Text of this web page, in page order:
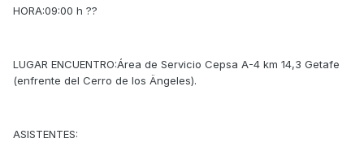
HORA:09:00 h ??
LUGAR ENCUENTRO:Área de Servicio Cepsa A-4 km 14,3 Getafe
(enfrente del Cerro de los Ängeles).
ASISTENTES: